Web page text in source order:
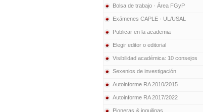
Bolsa de trabajo · Área FGyP
Exámenes CAPLE · UL/USAL
Publicar en la academia
Elegir editor o editorial
Visibilidad académica: 10 consejos
Sexenios de investigación
Autoinforme RA 2010/2015
Autoinforme RA 2017/2022
Pioneras & inquilinas